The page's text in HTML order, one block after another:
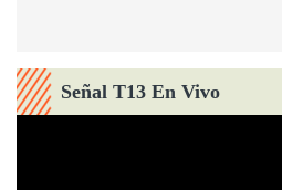
Señal T13 En Vivo